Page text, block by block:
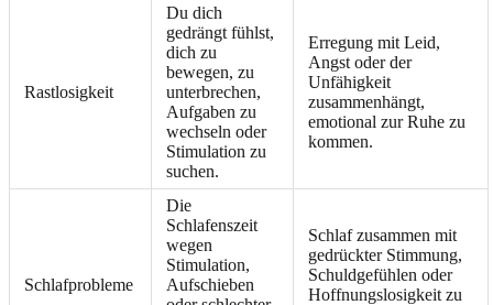
Rastlosigkeit
Du dich
gedrängt fühlst,
dich zu
bewegen, zu
unterbrechen,
Aufgaben zu
wechseln oder
Stimulation zu
suchen.
Erregung mit Leid,
Angst oder der
Unfähigkeit
zusammenhängt,
emotional zur Ruhe zu
kommen.
Schlafprobleme
Die
Schlafenszeit
wegen
Stimulation,
Aufschieben
Schlaf zusammen mit
gedrückter Stimmung,
Schuldgefühlen oder
Hoffnungslosigkeit zu